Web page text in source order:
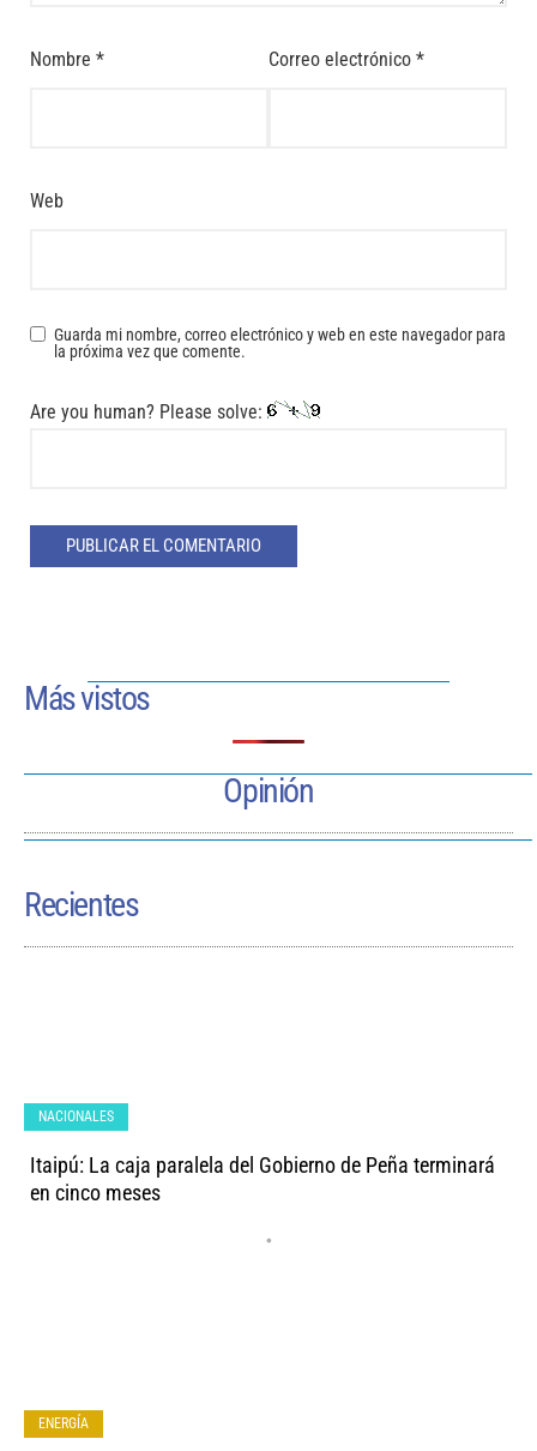
Nombre * Correo electrónico *
Web
Guarda mi nombre, correo electrónico y web en este navegador para
la próxima vez que comente.
Are you human? Please solve:
Más vistos
Opinión
Recientes
Itaipú: La caja paralela del Gobierno de Peña terminará
en cinco meses
•
NACIONALES
ENERGÍA